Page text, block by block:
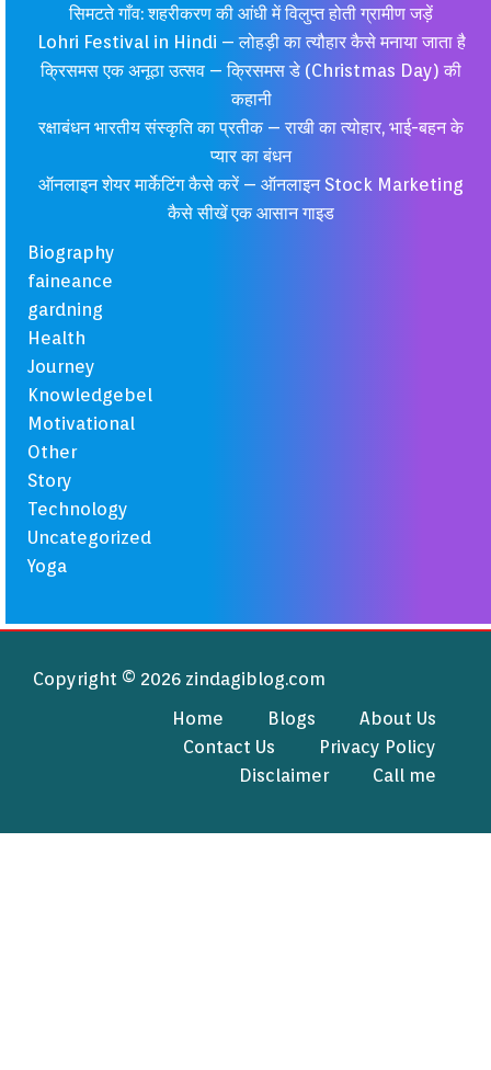
सिमटते गाँव: शहरीकरण की आंधी में विलुप्त होती ग्रामीण जड़ें
Lohri Festival in Hindi – लोहड़ी का त्यौहार कैसे मनाया जाता है
क्रिसमस एक अनूठा उत्सव – क्रिसमस डे (Christmas Day) की
कहानी
रक्षाबंधन भारतीय संस्कृति का प्रतीक – राखी का त्योहार, भाई-बहन के
प्यार का बंधन
ऑनलाइन शेयर मार्केटिंग कैसे करें – ऑनलाइन Stock Marketing
कैसे सीखें एक आसान गाइड
Biography
faineance
gardning
Health
Journey
Knowledgebel
Motivational
Other
Story
Technology
Uncategorized
Yoga
Copyright © 2026 zindagiblog.com
Home
Blogs
About Us
Contact Us
Privacy Policy
Disclaimer
Call me